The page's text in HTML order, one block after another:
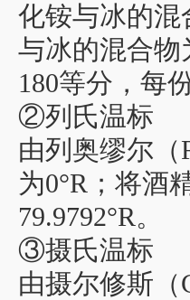
化铵与冰的混
与冰的混合物
180等分，每份
②列氏温标
由列奥缪尔（
为0°R；将酒
79.9792°R。
③摄氏温标
由摄尔修斯（